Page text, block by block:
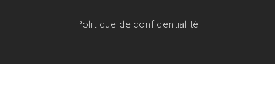
Politique de confidentialité